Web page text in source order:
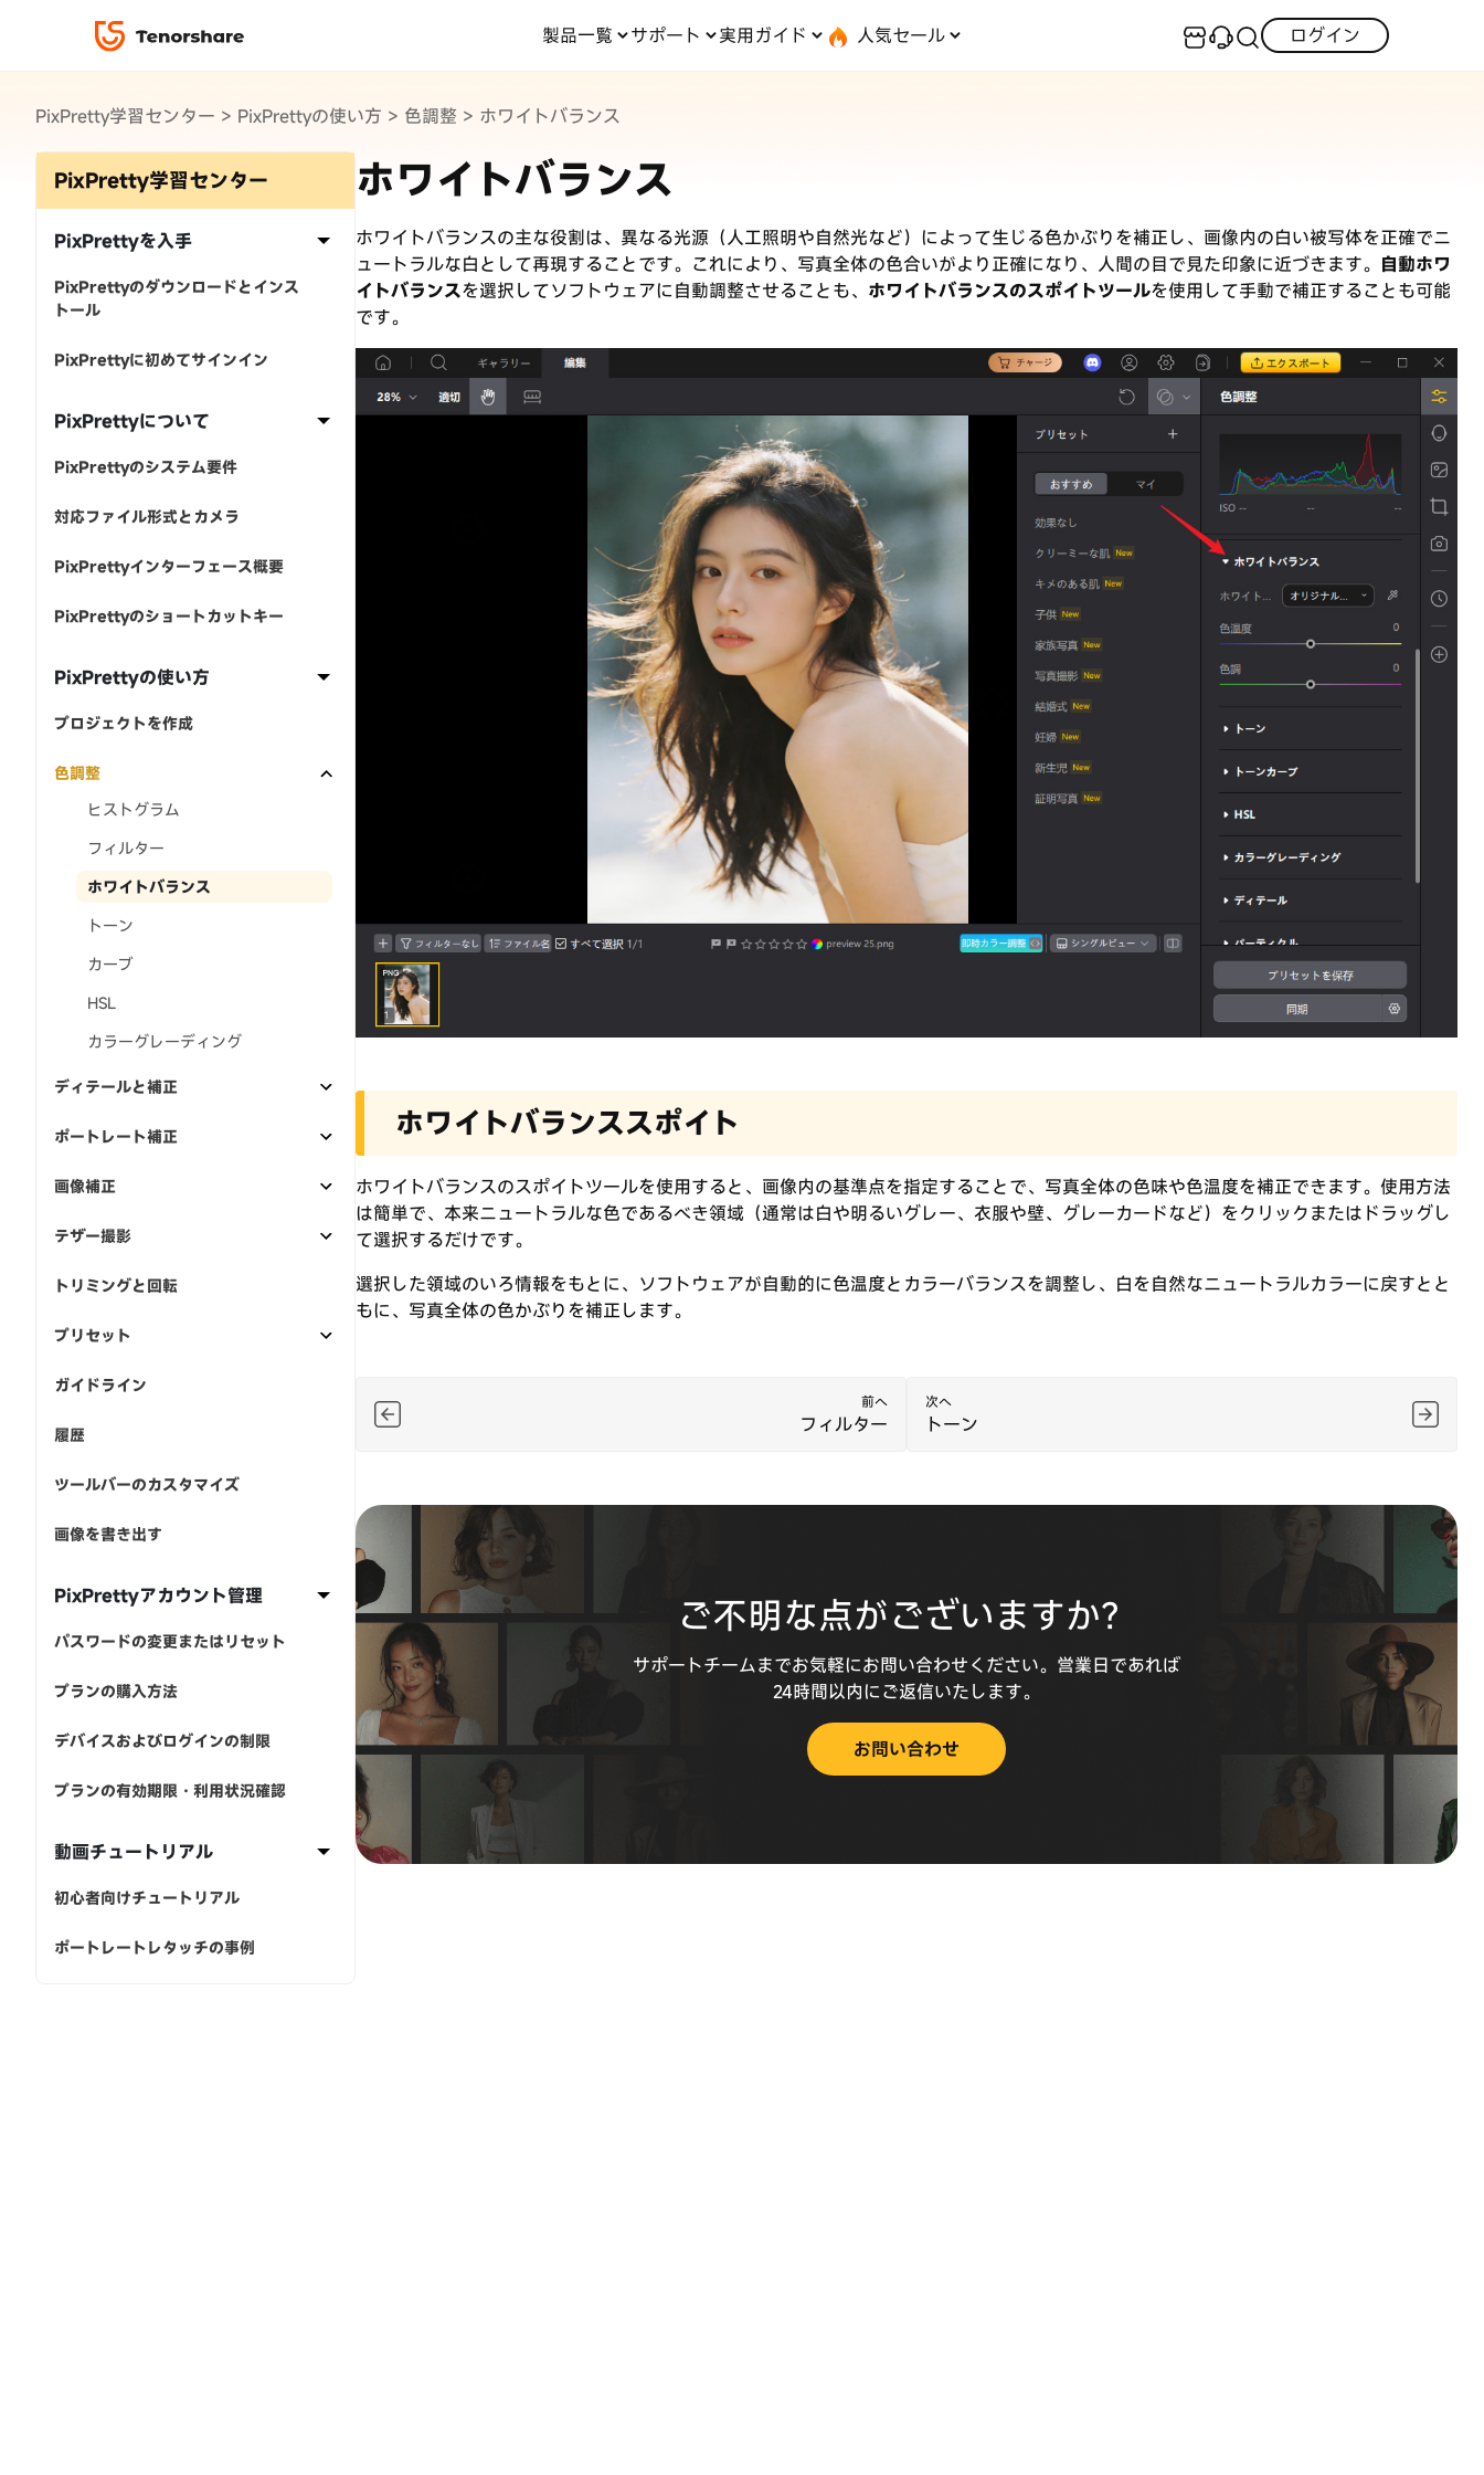
製品一覧
修復＆復元
PDF＆AI
データ転送
パスコード解除
ReiBoot-iOS システム修復 iOS 27
4DDiG-Windows データ復元
4DDiG-Mac データ復元
最新版
·LINEメッセージの復元
サポート
ダウンロードセンター
実用ガイド
ロック解除と修復
·iOS 27ダウングレード
·リカバリーモード設定
·「制限を無視」非表示
データ復元と転送
·iPhone間 連絡先コピー
·iTunes写真復元
·iPhone音楽取り込み方
位置情報変更
·位置情報ごまかす
·Whoo位置情報をオフ
最も充実したチュートリアル動画をご提供
iOS 27活用法
iPhoneロック解除 Android データ復元
itunes-error
iPhone写真
PDF編集
PDF変換
iPhone・Android写真復元
iCloudデータ復元 iOS 26活用法
最も実践的な詳細チュートリアルをご提供
人気セール
無料キャンペーン
無料キャンペーン
iCareFone 7日間無料体験実施中
iPhoneバックアップ＆転送ソフト「iCareFone」で、LINE・写真・連
絡先など20種以上のデータを高速バックアップ＆転送！
00
ログイン
PixPretty学習センター > PixPrettyの使い方 > 色調整 > ホワイトバランス
PixPretty学習センター
PixPrettyを入手
PixPrettyのダウンロードとインス
トール
PixPrettyに初めてサインイン
PixPrettyについて
PixPrettyのシステム要件
対応ファイル形式とカメラ
PixPrettyインターフェース概要
PixPrettyのショートカットキー
PixPrettyの使い方
プロジェクトを作成
色調整
ヒストグラム
フィルター
ホワイトバランス
トーン
カーブ
HSL
カラーグレーディング
ディテールと補正
ポートレート補正
画像補正
テザー撮影
トリミングと回転
プリセット
ガイドライン
履歴
ツールバーのカスタマイズ
画像を書き出す
PixPrettyアカウント管理
パスワードの変更またはリセット
プランの購入方法
デバイスおよびログインの制限
プランの有効期限・利用状況確認
動画チュートリアル
初心者向けチュートリアル
ポートレートレタッチの事例
ホワイトバランス
ホワイトバランスの主な役割は、異なる光源（人工照明や自然光など）によって生じる色かぶりを補正し、画像内の白い被写体を正確でニ
ュートラルな白として再現することです。これにより、写真全体の色合いがより正確になり、人間の目で見た印象に近づきます。 自動ホワ
イトバランスを選択してソフトウェアに自動調整させることも、 ホワイトバランスのスポイトツールを使用して手動で補正することも可能
です。
ホワイトバランススポイト
ホワイトバランスのスポイトツールを使用すると、画像内の基準点を指定することで、写真全体の色味や色温度を補正できます。使用方法
は簡単で、本来ニュートラルな色であるべき領域（通常は白や明るいグレー、衣服や壁、グレーカードなど）をクリックまたはドラッグし
て選択するだけです。
選択した領域のいろ情報をもとに、ソフトウェアが自動的に色温度とカラーバランスを調整し、白を自然なニュートラルカラーに戻すとと
もに、写真全体の色かぶりを補正します。
前へ
フィルター
次へ
トーン
ご不明な点がございますか？
サポートチームまでお気軽にお問い合わせください。営業日であれば
24時間以内にご返信いたします。
お問い合わせ